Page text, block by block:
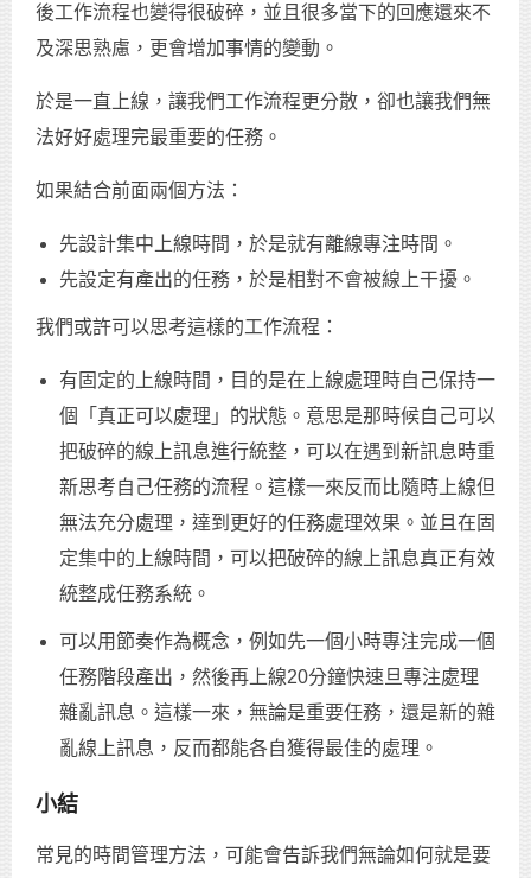
後工作流程也變得很破碎，並且很多當下的回應還來不
及深思熟慮，更會增加事情的變動。
於是一直上線，讓我們工作流程更分散，卻也讓我們無
法好好處理完最重要的任務。
如果結合前面兩個方法：
先設計集中上線時間，於是就有離線專注時間。
先設定有產出的任務，於是相對不會被線上干擾。
我們或許可以思考這樣的工作流程：
有固定的上線時間，目的是在上線處理時自己保持一
個「真正可以處理」的狀態。意思是那時候自己可以
把破碎的線上訊息進行統整，可以在遇到新訊息時重
新思考自己任務的流程。這樣一來反而比隨時上線但
無法充分處理，達到更好的任務處理效果。並且在固
定集中的上線時間，可以把破碎的線上訊息真正有效
統整成任務系統。
可以用節奏作為概念，例如先一個小時專注完成一個
任務階段產出，然後再上線20分鐘快速旦專注處理
雜亂訊息。這樣一來，無論是重要任務，還是新的雜
亂線上訊息，反而都能各自獲得最佳的處理。
小結
常見的時間管理方法，可能會告訴我們無論如何就是要